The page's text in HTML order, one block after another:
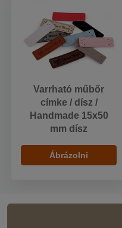
Varrható műbőr
címke / dísz /
Handmade 15x50
mm dísz
Ábrázolni